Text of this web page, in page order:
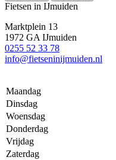
Fietsen in IJmuiden
Marktplein 13
1972 GA IJmuiden
0255 52 33 78
info@fietseninijmuiden.nl
Maandag
Dinsdag
Woensdag
Donderdag
Vrijdag
Zaterdag